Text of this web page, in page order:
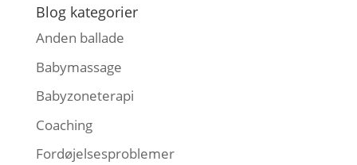
Blog kategorier
Anden ballade
Babymassage
Babyzoneterapi
Coaching
Fordøjelsesproblemer